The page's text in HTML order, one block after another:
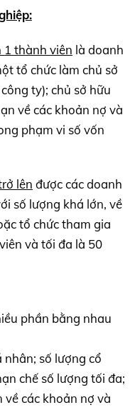
1 thành viên là doanh
tổ chức làm chủ sở
ty); chủ sở hữu
về các khoản nợ và
phạm vi số vốn
lên được các doanh
số lượng khá lớn, về
tổ chức tham gia
và tối đa là 50
phần bằng nhau
nhân; số lượng cổ
chế số lượng tối đa;
về các khoản nợ và